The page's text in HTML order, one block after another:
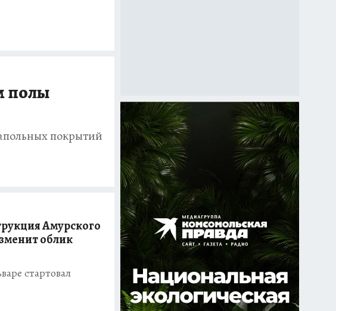
полы
покрытий
Амурского
облик
стартовал